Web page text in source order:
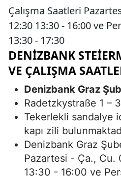
Çalışma Saatleri
12:30 13:30 - 16:00 ve
13:30 - 17:30
DENIZBANK
VE ÇALIŞMA
Denizbank Graz
Radetzkystraße 1 –
Tekerlekli sandalye
kapı zili
Denizbank Graz
Pazartesi - Ça., Cu.
13:30 - 16:00 ve